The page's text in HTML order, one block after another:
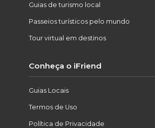
Guias de turismo local
Passeios turísticos pelo mundo
Tour virtual em destinos
Conheça o iFriend
Guias Locais
Termos de Uso
Política de Privacidade